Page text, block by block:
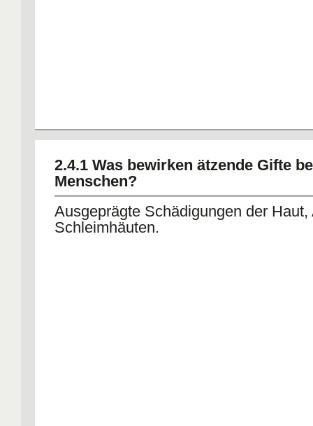
2.4.1 Was bewirken ätzende Gifte
Menschen?
Ausgeprägte Schädigungen der Haut,
Schleimhäuten.